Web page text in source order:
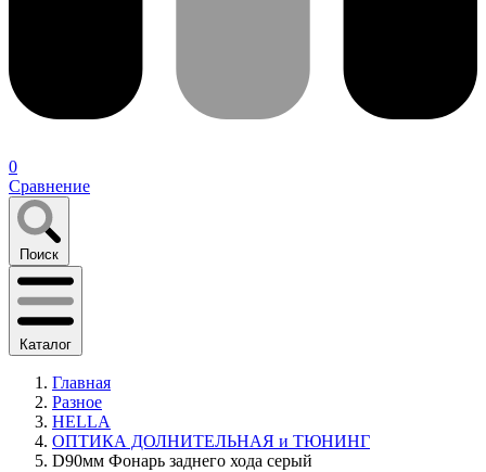
0
Сравнение
Поиск
Каталог
Главная
Разное
HELLA
ОПТИКА ДОЛНИТЕЛЬНАЯ и ТЮНИНГ
D90мм Фонарь заднего хода серый